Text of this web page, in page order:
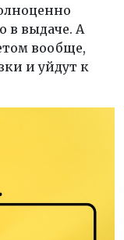
в выдаче. А
вообще,
и уйдут к